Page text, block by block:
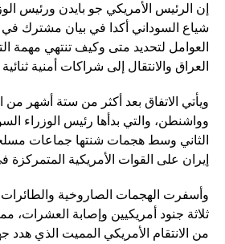
إن الرئيس الأمريكي جو بايدن ورئيس
شياع السوداني أكدا في بيان مشترك في
العوامل لتحديد متى وكيف تنتهي مهمة
العراق والانتقال إلى شراكات أمنية
ويأتي الاتفاق بعد أكثر من ستة أشهر من
وواشنطن، والتي بدأها رئيس الوزراء
الثاني وسط هجمات شنتها جماعات
إيران على القوات الأمريكية المتمركزة
وأسفرت الهجمات الصاروخية
ثلاثة جنود أمريكيين وإصابة العشرات،
من الانتقام الأمريكي المميت الذي هدد